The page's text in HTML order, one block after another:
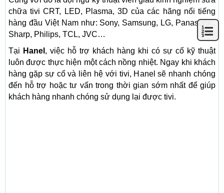
chữa tivi CRT, LED, Plasma, 3D của các hãng nổi tiếng
hàng đầu Việt Nam như: Sony, Samsung, LG, Panasonic,
Sharp, Philips, TCL, JVC…
Tại Hanel , việc hỗ trợ khách hàng khi có sự cố kỹ thuật
luôn được thực hiện một cách nồng nhiệt. Ngay khi khách
hàng gặp sự cố và liên hệ với tivi, Hanel sẽ nhanh chóng
đến hỗ trợ hoặc tư vấn trong thời gian sớm nhất để giúp
khách hàng nhanh chóng sử dụng lại được tivi.